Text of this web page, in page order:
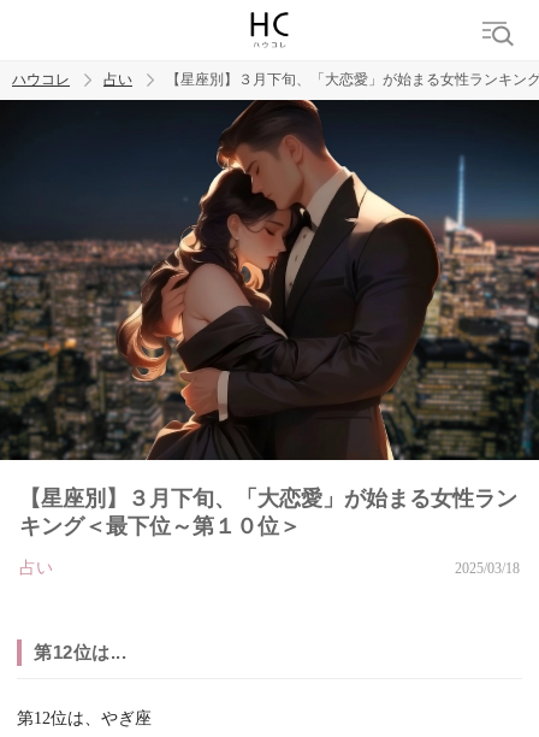
ハウコレ 占い 【星座別】３月下旬、「大恋愛」が始まる女性ランキン
【星座別】３月下旬、「大恋愛」が始まる女性ラン
キング＜最下位～第１０位＞
占い 2025/03/18
第12位は...
第12位は、やぎ座